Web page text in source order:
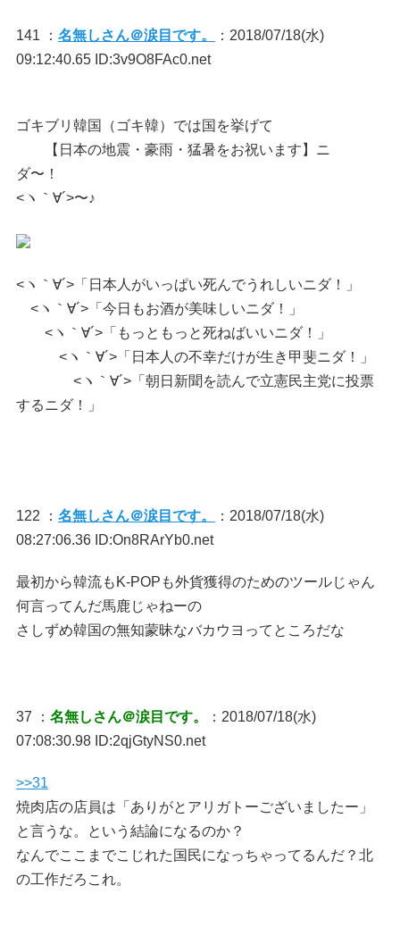
141 ： 名無しさん＠涙目です。
：2018/07/18(水)
09:12:40.65 ID:3v9O8FAc0.net
ゴキブリ韓国（ゴキ韓）では国を挙げて
【日本の地震・豪雨・猛暑をお祝います】ニ
ダ〜！
<ヽ｀∀´>〜♪
<ヽ｀∀´>「日本人がいっぱい死んでうれしいニダ！」
<ヽ｀∀´>「今日もお酒が美味しいニダ！」
<ヽ｀∀´>「もっともっと死ねばいいニダ！」
<ヽ｀∀´>「日本人の不幸だけが生き甲斐ニダ！」
<ヽ｀∀´>「朝日新聞を読んで立憲民主党に投票
するニダ！」
122 ： 名無しさん＠涙目です。
：2018/07/18(水)
08:27:06.36 ID:On8RArYb0.net
最初から韓流もK-POPも外貨獲得のためのツールじゃん
何言ってんだ馬鹿じゃねーの
さしずめ韓国の無知蒙昧なバカウヨってところだな
37 ： 名無しさん＠涙目です。
：2018/07/18(水)
07:08:30.98 ID:2qjGtyNS0.net
>>31
焼肉店の店員は「ありがとアリガトーございましたー」
と言うな。という結論になるのか？
なんでここまでこじれた国民になっちゃってるんだ？北
の工作だろこれ。